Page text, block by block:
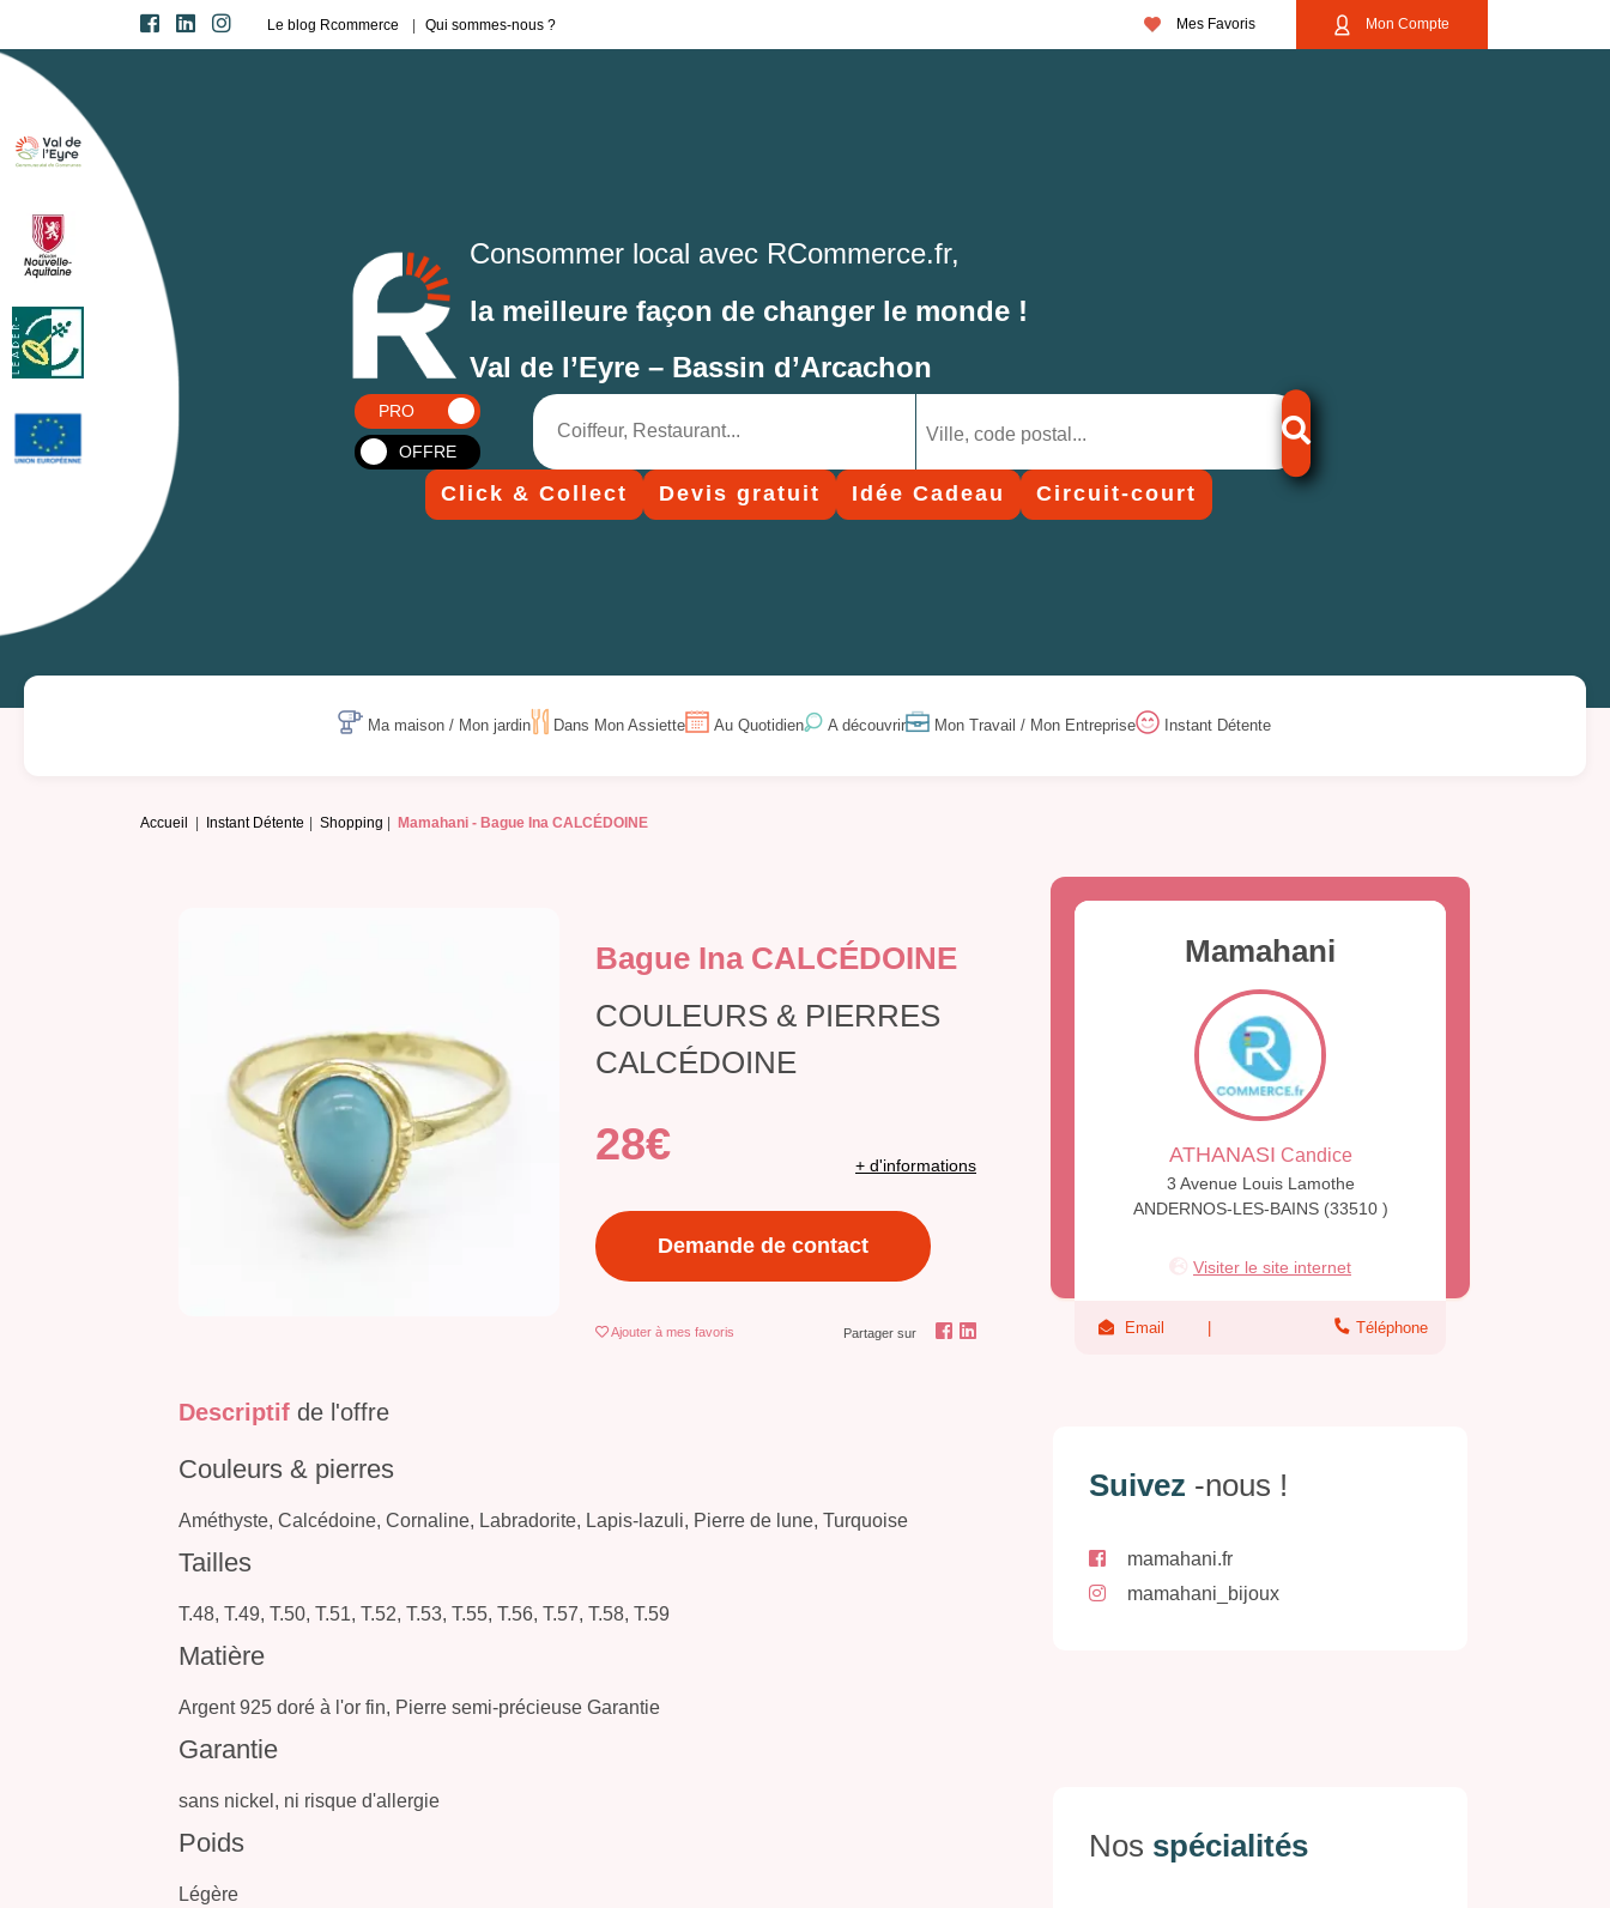
Le blog Rcommerce Qui sommes-nous ? Mes Favoris Mon Compte
Consommer local avec RCommerce.fr,
la meilleure façon de changer le monde !
Val de l’Eyre – Bassin d’Arcachon
PRO
OFFRE
Click & Collect Devis gratuit Idée Cadeau Circuit-court
Ma maison / Mon jardin Dans Mon Assiette Au Quotidien A découvrir Mon Travail / Mon Entreprise Instant Détente
Accueil Instant Détente Shopping Mamahani - Bague Ina CALCÉDOINE
Bague Ina CALCÉDOINE
COULEURS & PIERRES
CALCÉDOINE
28€ + d'informations
Demande de contact
Ajouter à mes favoris Partager sur
Descriptif de l'offre
Couleurs & pierres
Améthyste, Calcédoine, Cornaline, Labradorite, Lapis-lazuli, Pierre de lune, Turquoise
Tailles
T.48, T.49, T.50, T.51, T.52, T.53, T.55, T.56, T.57, T.58, T.59
Matière
Argent 925 doré à l'or fin, Pierre semi-précieuse Garantie
Garantie
sans nickel, ni risque d'allergie
Poids
Légère
Mamahani
ATHANASI Candice
3 Avenue Louis Lamothe
ANDERNOS-LES-BAINS (33510 )
Visiter le site internet
Email Téléphone
Suivez -nous !
mamahani.fr
mamahani_bijoux
Nos spécialités